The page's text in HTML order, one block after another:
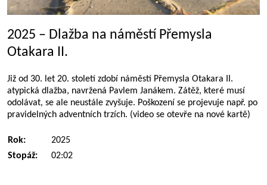
2025 – Dlažba na náměstí Přemysla
Otakara II.
Již od 30. let 20. století zdobí náměstí Přemysla Otakara II.
atypická dlažba, navržená Pavlem Janákem. Zátěž, které musí
odolávat, se ale neustále zvyšuje. Poškození se projevuje např. po
pravidelných adventních trzích. (video se otevře na nové kartě)
Rok:
2025
Stopáž:
02:02